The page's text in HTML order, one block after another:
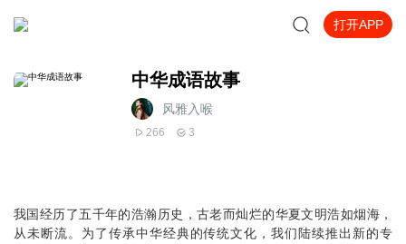
打开APP
中华成语故事
风雅入喉
266 3
我国经历了五千年的浩瀚历史，古老而灿烂的华夏文明浩如烟海，
从未断流。为了传承中华经典的传统文化，我们陆续推出新的专